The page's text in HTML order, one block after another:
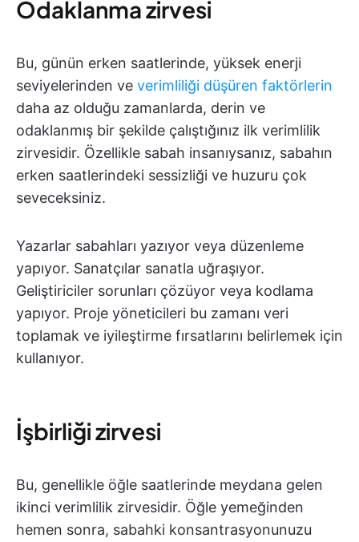
Odaklanma zirvesi
Bu, günün erken saatlerinde, yüksek enerji
seviyelerinden ve verimliliği düşüren faktörlerin
daha az olduğu zamanlarda, derin ve
odaklanmış bir şekilde çalıştığınız ilk verimlilik
zirvesidir. Özellikle sabah insanıysanız, sabahın
erken saatlerindeki sessizliği ve huzuru çok
seveceksiniz.
Yazarlar sabahları yazıyor veya düzenleme
yapıyor. Sanatçılar sanatla uğraşıyor.
Geliştiriciler sorunları çözüyor veya kodlama
yapıyor. Proje yöneticileri bu zamanı veri
toplamak ve iyileştirme fırsatlarını belirlemek için
kullanıyor.
İşbirliği zirvesi
Bu, genellikle öğle saatlerinde meydana gelen
ikinci verimlilik zirvesidir. Öğle yemeğinden
hemen sonra, sabahki konsantrasyonunuzu